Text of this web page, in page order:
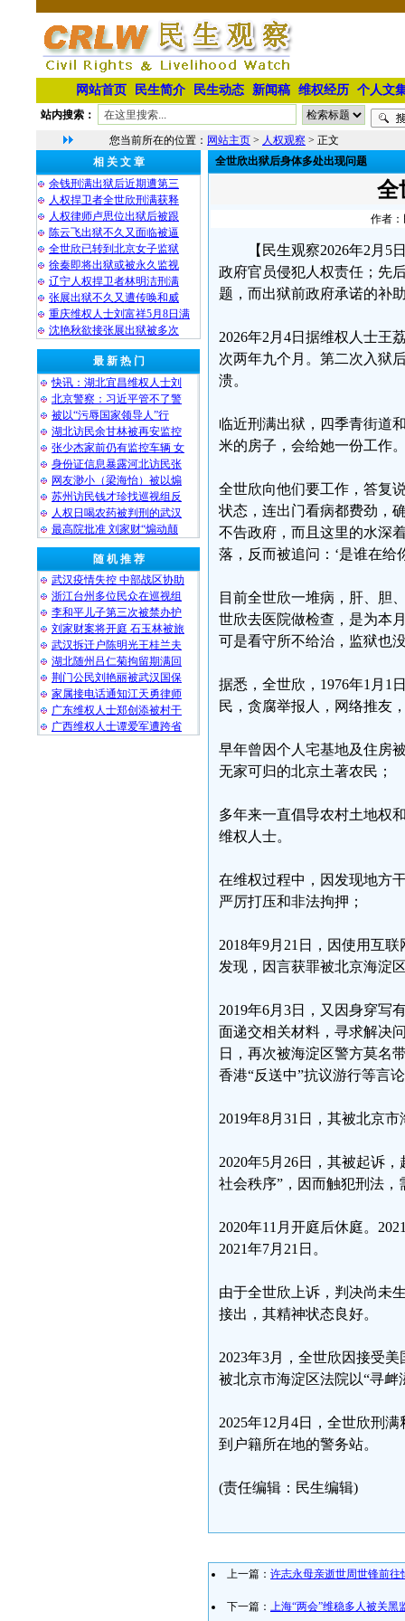
网站首页 民生简介 民生动态 新闻稿 维权经历 个人文
站内搜索：
您当前所在的位置： 网站主页 > 人权观察 > 正文
相 关 文 章
余钱刑满出狱后近期遭第三
人权捍卫者全世欣刑满获释
人权律师卢思位出狱后被跟
陈云飞出狱不久又面临被逼
全世欣已转到北京女子监狱
徐秦即将出狱或被永久监视
辽宁人权捍卫者林明洁刑满
张展出狱不久又遭传唤和威
重庆维权人士刘富祥5月8日满
沈艳秋欲接张展出狱被多次
最 新 热 门
快讯：湖北宜昌维权人士刘
北京警察：习近平管不了警
被以“污辱国家领导人”行
湖北访民余甘林被再安监控
张少杰家前仍有监控车辆 女
身份证信息暴露河北访民张
网友渺小（梁海怡）被以煽
苏州访民钱才珍找巡视组反
人权日喝农药被判刑的武汉
最高院批准 刘家财“煽动颠
随 机 推 荐
武汉疫情失控 中部战区协助
浙江台州多位民众在巡视组
李和平儿子第三次被禁办护
刘家财案将开庭 石玉林被旅
武汉拆迁户陈明光王桂兰夫
湖北随州吕仁菊拘留期满回
荆门公民刘艳丽被武汉国保
家属接电话通知江天勇律师
广东维权人士郑创添被村干
广西维权人士谭爱军遭跨省
全世欣出狱后身体多处出现问题
全
作者：
【民生观察2026年2月
政府官员侵犯人权责任；先
题，而出狱前政府承诺的补
2026年2月4日据维权人士王
次两年九个月。第二次入狱
溃。
临近刑满出狱，四季青街道
米的房子，会给她一份工作
全世欣向他们要工作，答复
状态，连出门看病都费劲，
不告政府，而且这里的水深
落，反而被追问：‘是谁在给
目前全世欣一堆病，肝、胆
世欣去医院做检查，是为本
可是看守所不给治，监狱也
据悉，全世欣，1976年1月1
民，贪腐举报人，网络推友
早年曾因个人宅基地及住房
无家可归的北京土著农民；
多年来一直倡导农村土地权
维权人士。
在维权过程中，因发现地方
严厉打压和非法拘押；
2018年9月21日，因使用互
发现，因言获罪被北京海淀
2019年6月3日，又因身穿写
面递交相关材料，寻求解决
日，再次被海淀区警方莫名
香港“反送中”抗议游行等言
2019年8月31日，其被北京
2020年5月26日，其被起诉
社会秩序”，因而触犯刑法
2020年11月开庭后休庭。
2021年7月21日。
由于全世欣上诉，判决尚未
接出，其精神状态良好。
2023年3月，全世欣因接受
被北京市海淀区法院以“寻
2025年12月4日，全世欣刑
到户籍所在地的警务站。
(责任编辑：民生编辑)
上一篇： 许志永母亲逝世周世锋前往
下一篇： 上海“两会”维稳多人被关黑